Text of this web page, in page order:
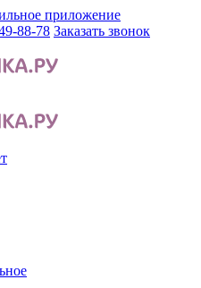
приложение
88-78 Заказать звонок